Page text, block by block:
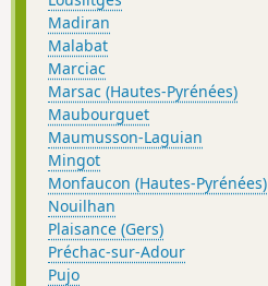
Madiran
Malabat
Marciac
Marsac (Hautes-Pyrénées)
Maubourguet
Maumusson-Laguian
Mingot
Monfaucon (Hautes-Pyrénées)
Nouilhan
Plaisance (Gers)
Préchac-sur-Adour
Pujo